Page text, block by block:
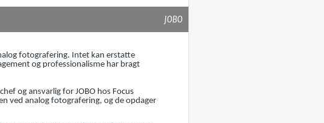
JOBO
fotografering. Intet kan erstatte
og professionalisme har bragt
og ansvarlig for JOBO hos Focus
ved analog fotografering, og de opdager